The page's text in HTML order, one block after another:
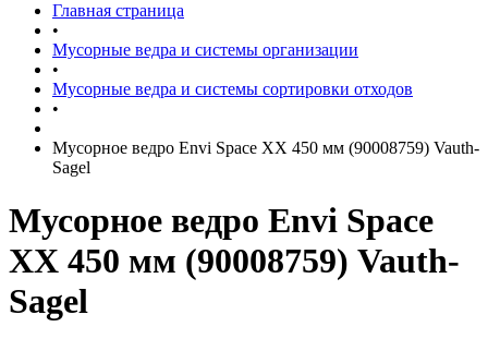
Главная страница
•
Мусорные ведра и системы организации
•
Мусорные ведра и системы сортировки отходов
•
Мусорное ведро Envi Space XX 450 мм (90008759) Vauth-
Sagel
Мусорное ведро Envi Space
XX 450 мм (90008759) Vauth-
Sagel